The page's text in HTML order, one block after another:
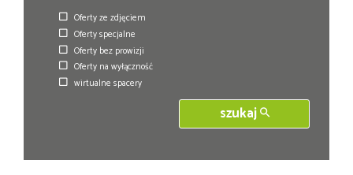
Oferty ze zdjęciem
Oferty specjalne
Oferty bez prowizji
Oferty na wyłączność
wirtualne spacery
szukaj